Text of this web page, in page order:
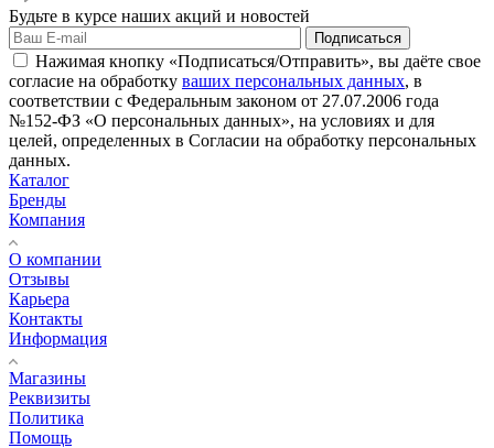
Будьте в курсе наших акций и новостей
Подписаться
Нажимая кнопку «Подписаться/Отправить», вы даёте свое
согласие на обработку ваших персональных данных, в
соответствии с Федеральным законом от 27.07.2006 года
№152-ФЗ «О персональных данных», на условиях и для
целей, определенных в Согласии на обработку персональных
данных.
Каталог
Бренды
Компания
О компании
Отзывы
Карьера
Контакты
Информация
Магазины
Реквизиты
Политика
Помощь